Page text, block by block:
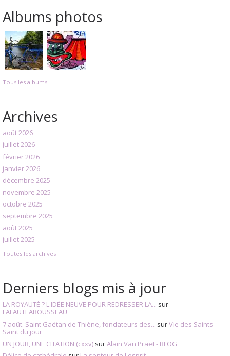
Albums photos
Tous les albums
Archives
août 2026
juillet 2026
février 2026
janvier 2026
décembre 2025
novembre 2025
octobre 2025
septembre 2025
août 2025
juillet 2025
Toutes les archives
Derniers blogs mis à jour
LA ROYAUTÉ ? L'IDÉE NEUVE POUR REDRESSER LA... sur
LAFAUTEAROUSSEAU
7 août. Saint Gaëtan de Thiène, fondateurs des... surVie des Saints -
Saint du jour
UN JOUR, UNE CITATION (cxxv) surAlain Van Praet - BLOG